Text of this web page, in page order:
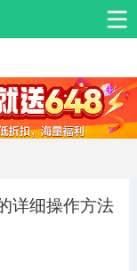
益智休闲
音乐舞蹈
详细操作方法